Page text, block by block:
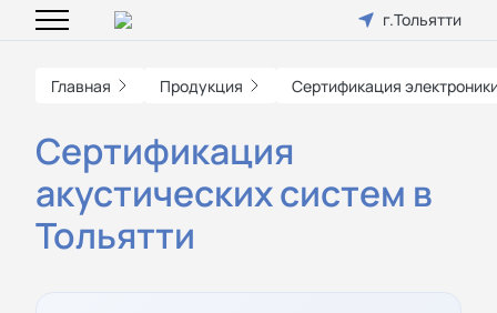
г.Тольятти
Главная Продукция Сертификация
Сертификация
акустических систем в
Тольятти